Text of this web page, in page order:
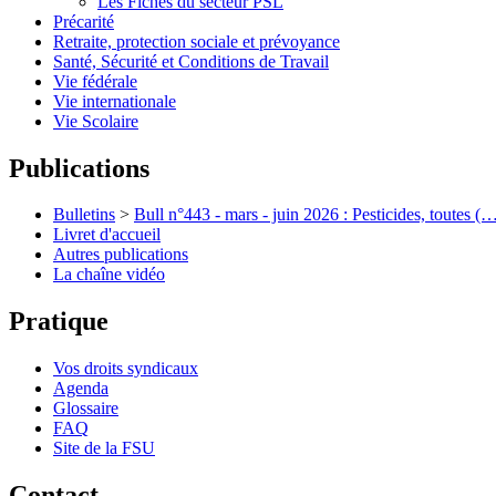
Précarité
Retraite, protection sociale et prévoyance
Santé, Sécurité et Conditions de Travail
Vie fédérale
Vie internationale
Vie Scolaire
Publications
Bulletins > Bull n°443 - mars - juin 2026 : Pesticides, toutes
Livret d'accueil
Autres publications
La chaîne vidéo
Pratique
Vos droits syndicaux
Agenda
Glossaire
FAQ
Site de la FSU